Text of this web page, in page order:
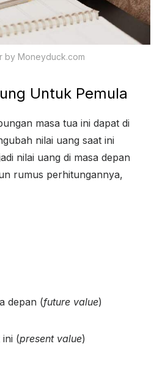
by Moneyduck.com
Untuk Pemula
masa tua ini dapat di
nilai uang saat ini
nilai uang di masa depan
rumus perhitungannya,
depan (future value)
ini (present value)